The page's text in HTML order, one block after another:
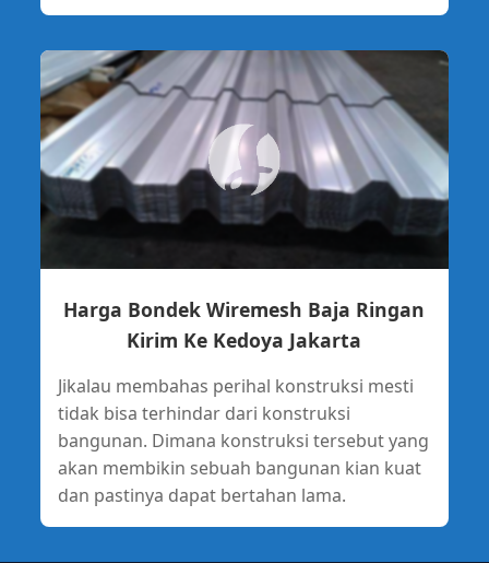
Harga Bondek Wiremesh Baja Ringan
Kirim Ke Kedoya Jakarta
Jikalau membahas perihal konstruksi mesti
tidak bisa terhindar dari konstruksi
bangunan. Dimana konstruksi tersebut yang
akan membikin sebuah bangunan kian kuat
dan pastinya dapat bertahan lama.